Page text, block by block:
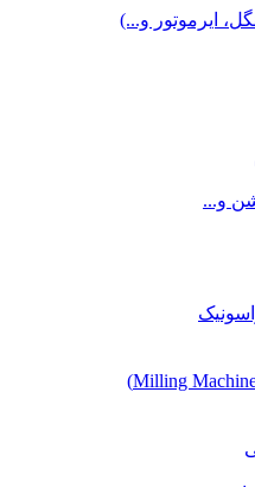
ایرموتور و...)
و...